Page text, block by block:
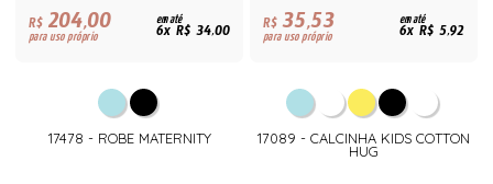
R$204,00
para uso próprio
em até
6x R$ 34,00
17478 - ROBE MATERNITY
R$35,53
para uso próprio
em até
6x R$ 5,92
17089 - CALCINHA KIDS COTTON
HUG